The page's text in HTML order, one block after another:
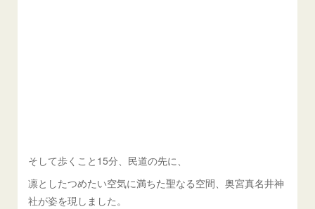
そして歩くこと15分、民道の先に、
凛としたつめたい空気に満ちた聖なる空間、奥宮真名井神
社が姿を現しました。